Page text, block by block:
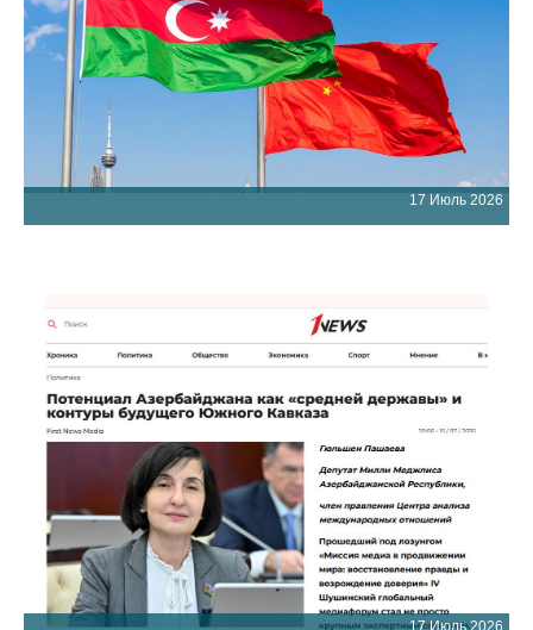
17 Июль 2026
17 Июль 2026